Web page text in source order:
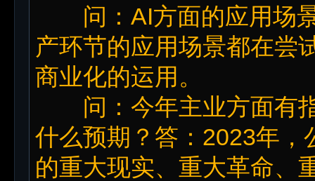
问：AI方面的应用场景
产环节的应用场景都在尝
商业化的运用。
问：今年主业方面有指
什么预期？答：2023年，
的重大现实、重大革命、